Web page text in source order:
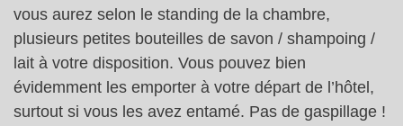
vous aurez selon le standing de la chambre,
plusieurs petites bouteilles de savon / shampoing /
lait à votre disposition. Vous pouvez bien
évidemment les emporter à votre départ de l’hôtel,
surtout si vous les avez entamé. Pas de gaspillage !